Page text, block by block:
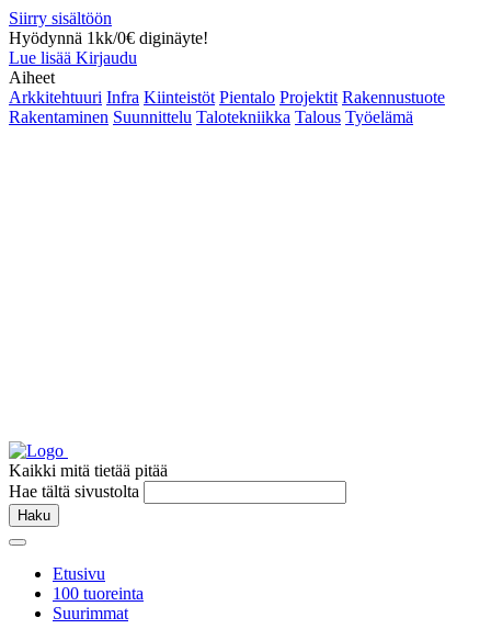
Siirry sisältöön
Hyödynnä 1kk/0€ diginäyte!
Lue lisää Kirjaudu
Aiheet
Arkkitehtuuri Infra Kiinteistöt Pientalo Projektit Rakennustuote
Rakentaminen Suunnittelu Talotekniikka Talous Työelämä
Kaikki mitä tietää pitää
Hae tältä sivustolta
Haku
Etusivu
100 tuoreinta
Suurimmat